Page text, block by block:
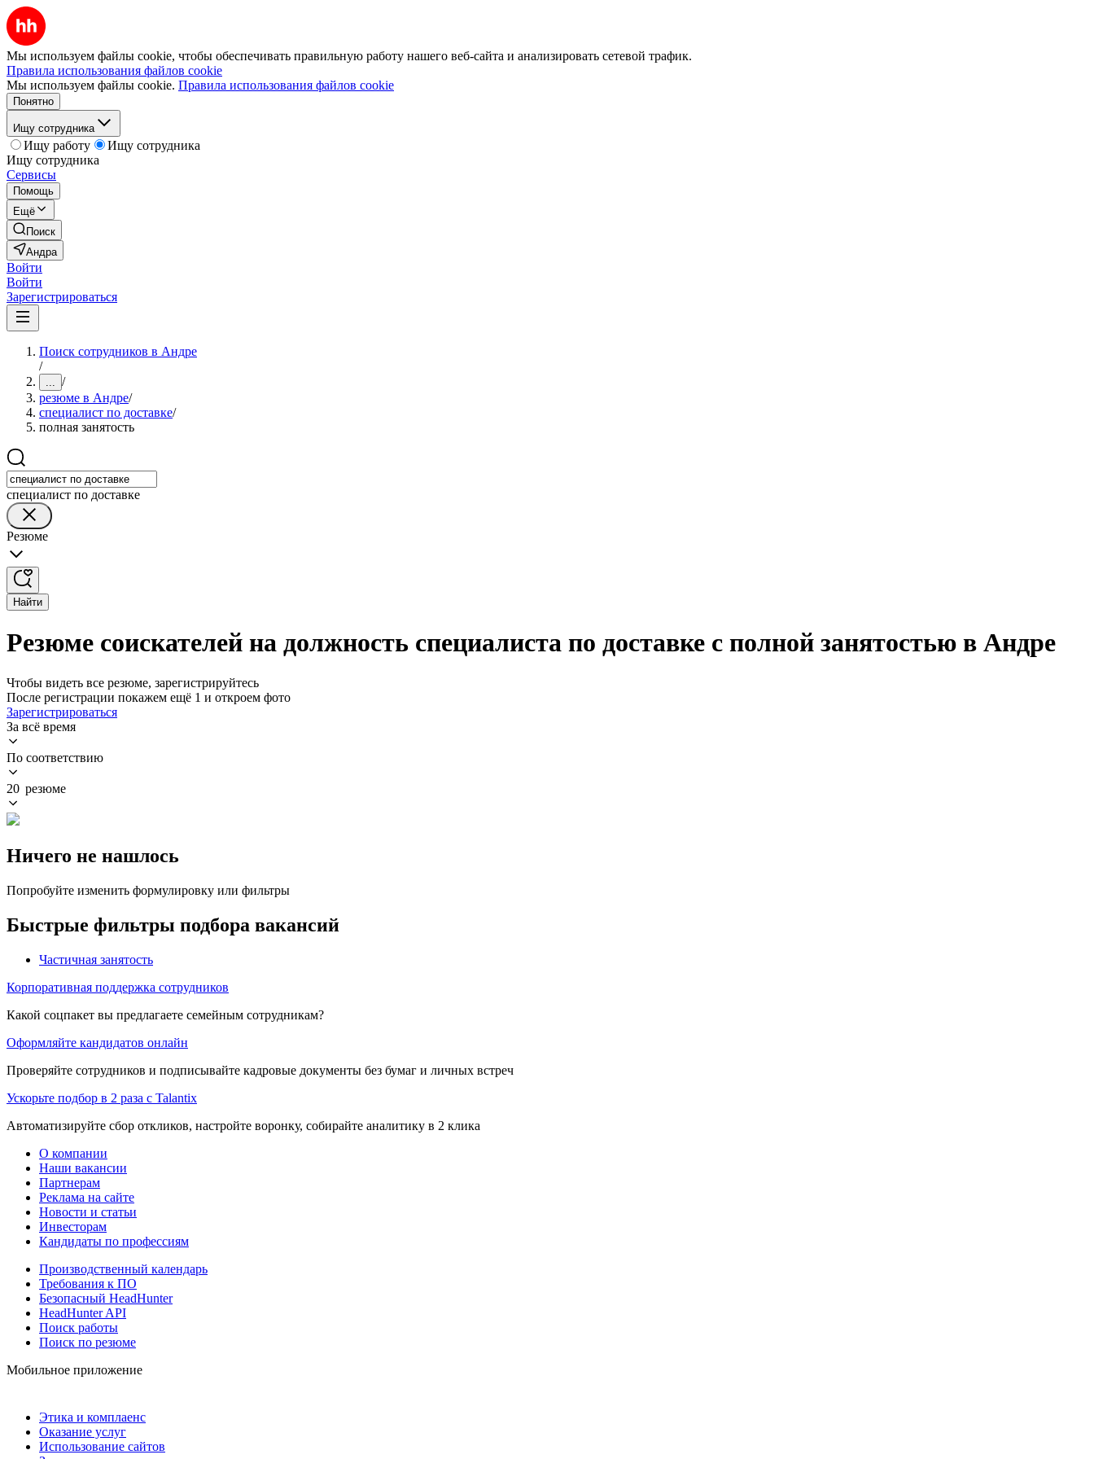
Мы используем файлы cookie, чтобы обеспечивать правильную работу нашего веб-сайта и анализировать сетевой трафик.
Правила использования файлов cookie
Мы используем файлы cookie. Правила использования файлов cookie
Понятно
Ищу сотрудника
Ищу работу
Ищу сотрудника
Ищу сотрудника
Сервисы
Помощь
Ещё
Поиск
Андра
Войти
Войти
Зарегистрироваться
Поиск сотрудников в Андре
/
... /
резюме в Андре/
специалист по доставке/
полная занятость
специалист по доставке
Резюме
Найти
Резюме соискателей на должность специалиста по доставке с полной занятостью в Андре
Чтобы видеть все резюме, зарегистрируйтесь
После регистрации покажем ещё 1 и откроем фото
Зарегистрироваться
За всё время
По соответствию
20 резюме
Ничего не нашлось
Попробуйте изменить формулировку или фильтры
Быстрые фильтры подбора вакансий
Частичная занятость
Корпоративная поддержка сотрудников
Какой соцпакет вы предлагаете семейным сотрудникам?
Оформляйте кандидатов онлайн
Проверяйте сотрудников и подписывайте кадровые документы без бумаг и личных встреч
Ускорьте подбор в 2 раза с Talantix
Автоматизируйте сбор откликов, настройте воронку, собирайте аналитику в 2 клика
О компании
Наши вакансии
Партнерам
Реклама на сайте
Новости и статьи
Инвесторам
Кандидаты по профессиям
Производственный календарь
Требования к ПО
Безопасный HeadHunter
HeadHunter API
Поиск работы
Поиск по резюме
Мобильное приложение
Этика и комплаенс
Оказание услуг
Использование сайтов